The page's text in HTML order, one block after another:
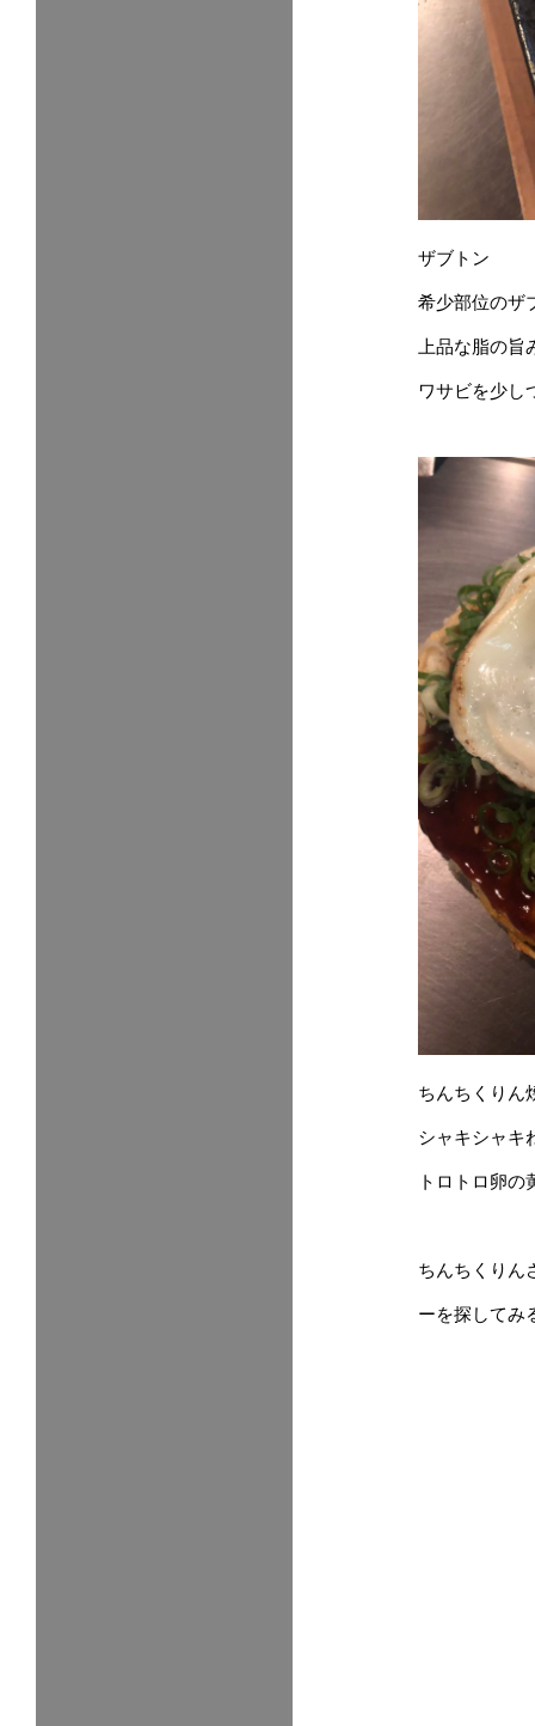
ザブトン
希少部位のザ
上品な脂の旨
ワサビを少し
ちんちくりん
シャキシャキ
トロトロ卵
ちんちくりん
ーを探してみ